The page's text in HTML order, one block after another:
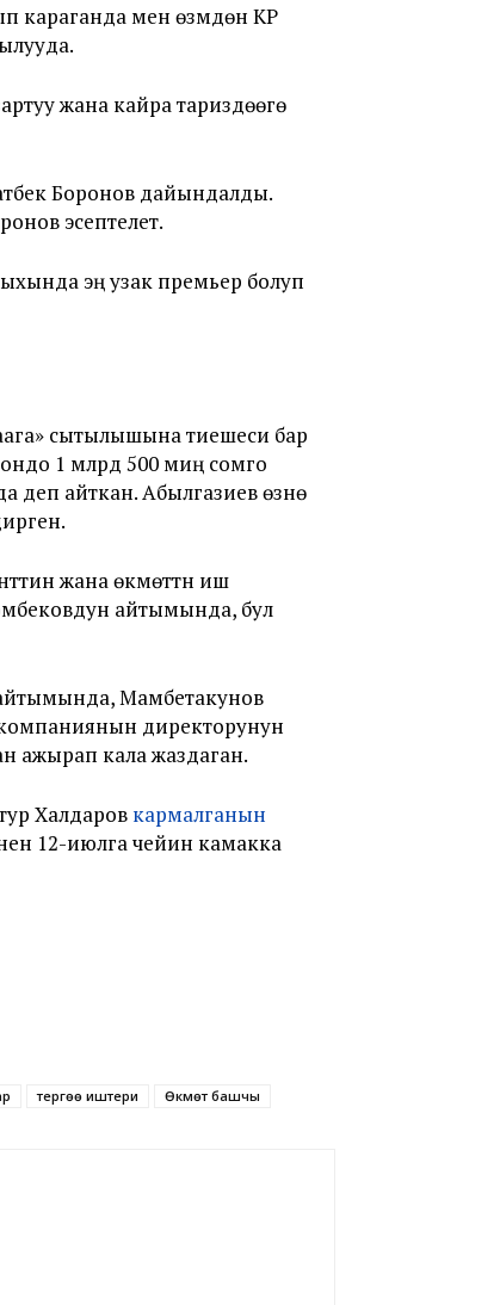
караганда мен өзүмдөн КР
жана кайра тариздөөгө
Боронов дайындалды.
эсептелет.
эң узак премьер болуп
сытылышына тиешеси бар
1 млрд 500 миң сомго
айткан. Абылгазиев өзүнө
жана өкмөттүн иш
айтымында, бул
Мамбетакунов
директорунун
ажырап кала жаздаган.
Халдаров кармалганын
12-июлга чейин камакка
тергөө иштери Өкмөт башчы